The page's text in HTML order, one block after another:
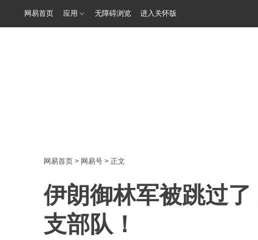
网易首页 应用 无障碍浏览 进入关怀版
网易首页 > 网易号 > 正文
伊朗御林军被跳过
支部队！